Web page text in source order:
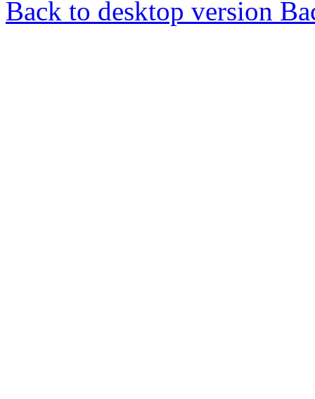
Back to desktop version